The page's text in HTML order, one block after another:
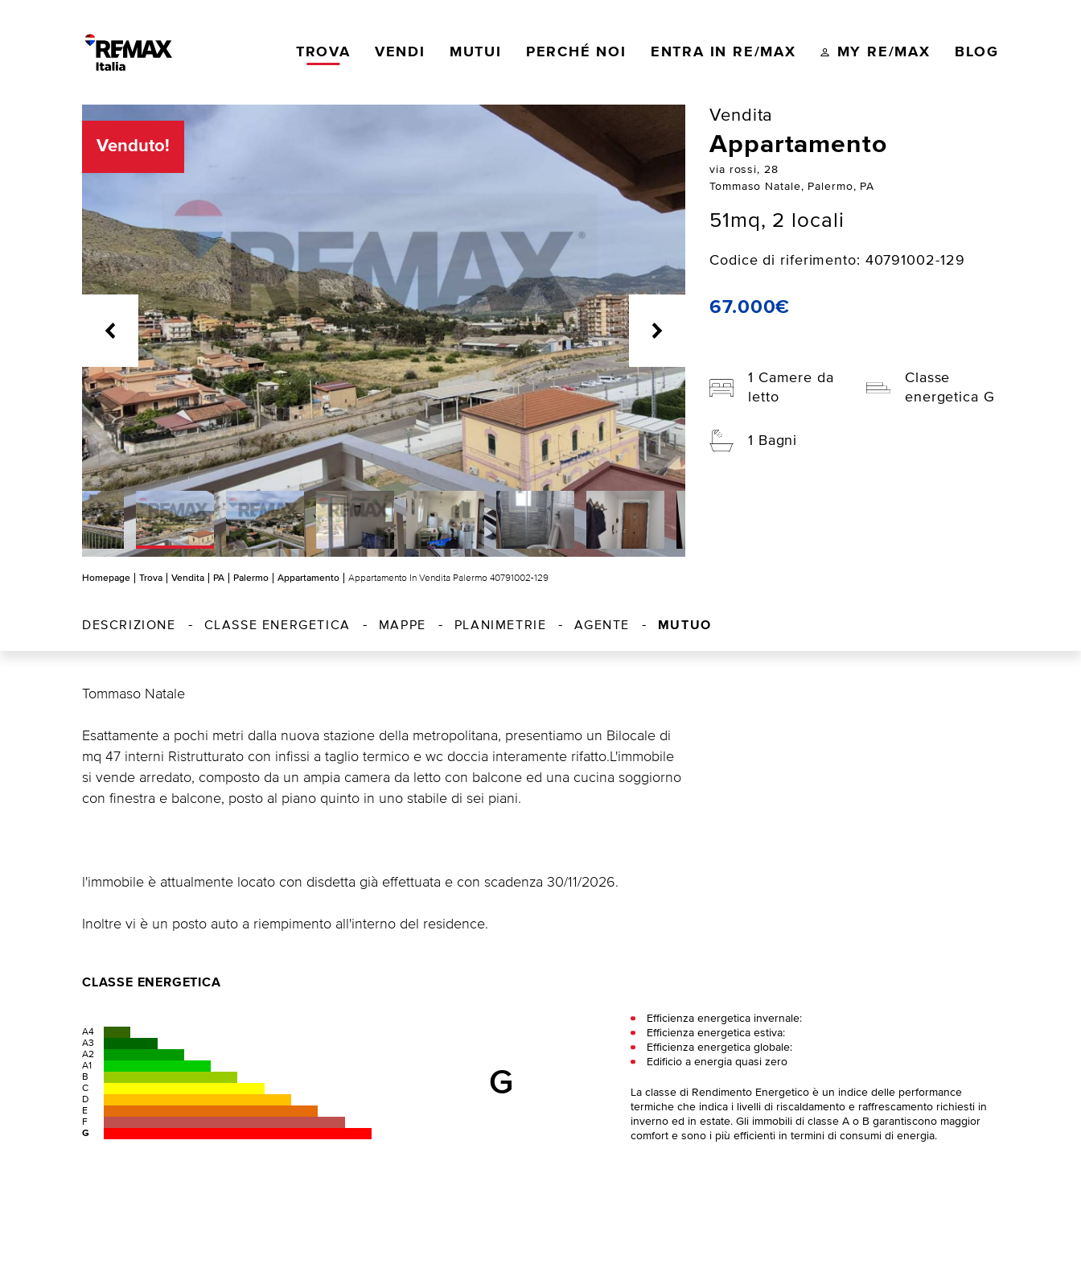
TROVA VENDI MUTUI PERCHÉ NOI ENTRA IN RE/MAX MY RE/MAX BLOG
Venduto!
Vendita
Appartamento
via rossi, 28
Tommaso Natale, Palermo, PA
51mq, 2 locali
Codice di riferimento: 40791002-129
67.000€
1 Camere da
letto
Classe
energetica G
1 Bagni
Homepage Trova Vendita PA Palermo Appartamento Appartamento In Vendita Palermo 40791002-129
DESCRIZIONE CLASSE ENERGETICA MAPPE PLANIMETRIE AGENTE MUTUO
Tommaso Natale
Esattamente a pochi metri dalla nuova stazione della metropolitana, presentiamo un Bilocale di
mq 47 interni Ristrutturato con infissi a taglio termico e wc doccia interamente rifatto.L'immobile
si vende arredato, composto da un ampia camera da letto con balcone ed una cucina soggiorno
con finestra e balcone, posto al piano quinto in uno stabile di sei piani.
l'immobile è attualmente locato con disdetta già effettuata e con scadenza 30/11/2026.
Inoltre vi è un posto auto a riempimento all'interno del residence.
CLASSE ENERGETICA
A4
A3
A2
A1
B
C
D
E
F
G
G
Efficienza energetica invernale:
Efficienza energetica estiva:
Efficienza energetica globale:
Edificio a energia quasi zero
La classe di Rendimento Energetico è un indice delle performance
termiche che indica i livelli di riscaldamento e raffrescamento richiesti in
inverno ed in estate. Gli immobili di classe A o B garantiscono maggior
comfort e sono i più efficienti in termini di consumi di energia.